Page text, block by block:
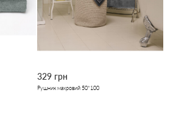
329 грн
Рушник махровий 50*100